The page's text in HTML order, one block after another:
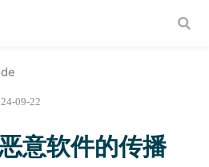
09-22
意软件的传播